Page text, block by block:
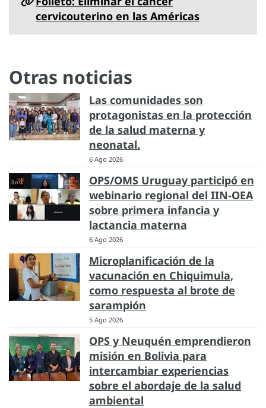
cervicouterino en las Américas
Otras noticias
Las comunidades son
protagonistas en la protección
de la salud materna y
neonatal.
6 Ago 2026
OPS/OMS Uruguay participó en
webinario regional del IIN-OEA
sobre primera infancia y
lactancia materna
6 Ago 2026
Microplanificación de la
vacunación en Chiquimula,
como respuesta al brote de
sarampión
5 Ago 2026
OPS y Neuquén emprendieron
misión en Bolivia para
intercambiar experiencias
sobre el abordaje de la salud
ambiental